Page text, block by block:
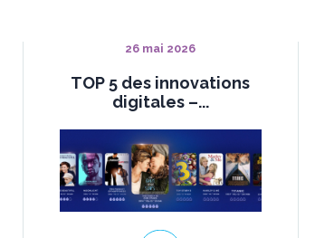
26 mai 2026
TOP 5 des innovations
digitales –...